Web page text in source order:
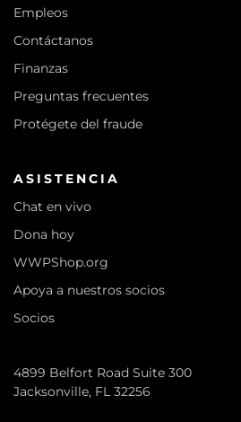
Empleos
Contáctanos
Finanzas
Preguntas frecuentes
Protégete del fraude
ASISTENCIA
Chat en vivo
Dona hoy
WWPShop.org
Apoya a nuestros socios
Socios
4899 Belfort Road Suite 300
Jacksonville, FL 32256